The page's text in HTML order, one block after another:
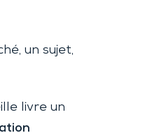
un sujet,
livre un